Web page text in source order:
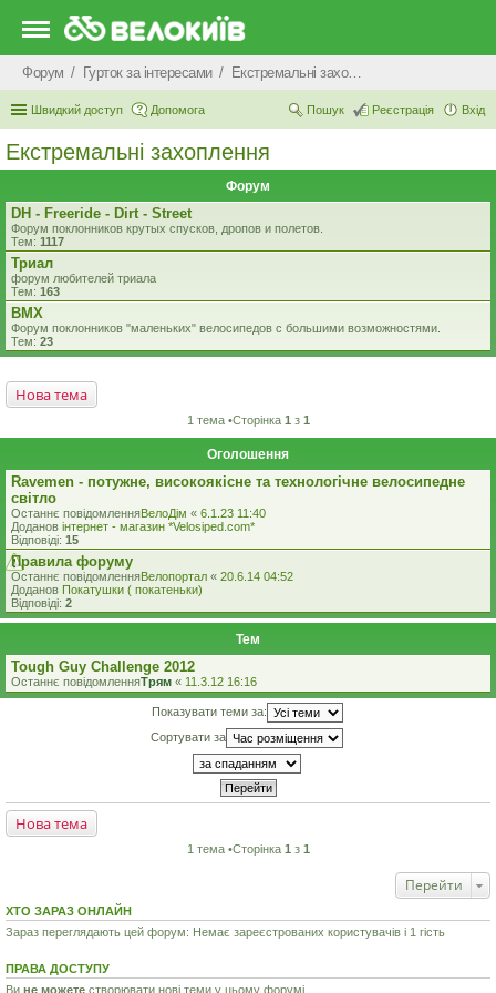
Форум Гурток за інтересами Екстремальні захоплення
Швидкий доступ Допомога Вхід
Реєстрація
Пошук
Екстремальні захоплення
Форум
DH - Freeride - Dirt - Street
Форум поклонников крутых спусков, дропов и полетов.
Тем: 1117
Триал
форум любителей триала
Тем: 163
BMX
Форум поклонников "маленьких" велосипедов c большими возможностями.
Тем: 23
Нова тема
1 тема •Сторінка 1 з 1
Оголошення
Ravemen - потужне, високоякісне та технологічне велосипедне
світло
Останнє повідомленняВелоДім « 6.1.23 11:40
Доданов iнтернет - магазин *Velosiped.com*
Відповіді: 15
Правила форуму
Останнє повідомленняВелопортал « 20.6.14 04:52
Доданов Покатушки ( покатеньки)
Відповіді: 2
Тем
Tough Guy Challenge 2012
Останнє повідомленняТрям « 11.3.12 16:16
Показувати теми за:
Сортувати за
Нова тема
1 тема •Сторінка 1 з 1
Перейти
ХТО ЗАРАЗ ОНЛАЙН
Зараз переглядають цей форум: Немає зареєстрованих користувачів і 1 гість
ПРАВА ДОСТУПУ
Ви не можете створювати нові теми у цьому форумі